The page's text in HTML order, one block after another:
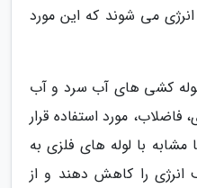
می شوند که این مورد
لوله کشی های آب سرد و آب
فاضلاب، مورد استفاده قرار
مشابه با لوله های فلزی به
انرژی را کاهش دهند و از